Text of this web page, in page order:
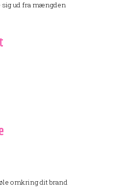
ud fra mængden
omkring dit brand